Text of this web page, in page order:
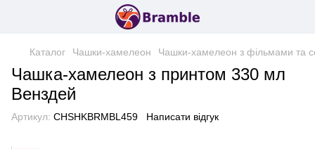
Каталог Чашки-хамелеон Чашки-хамелеон з фільмами та
Чашка-хамелеон з принтом 330 мл
Венздей
Артикул: CHSHKBRMBL459 Написати відгук